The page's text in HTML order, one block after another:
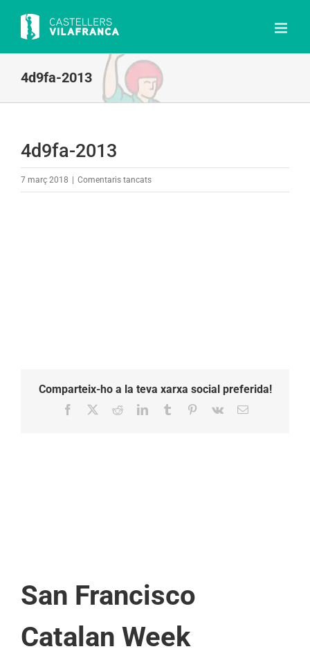
content
4d9fa-2013
4d9fa-2013
7 març 2018 Comentaris tancatsa
Comparteix-ho a la teva xarxa social preferida!
Facebook RedditLinkedInTumblr Pinterest
Vk Email:
San Francisco
Catalan Week